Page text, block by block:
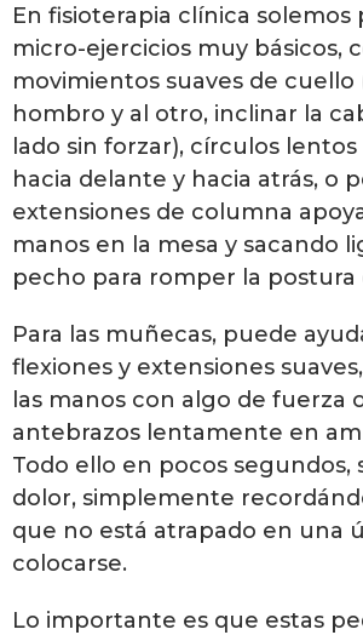
En fisioterapia clínica
micro-ejercicios muy básicos,
movimientos suaves de cuello
hombro y al otro, inclinar la
lado sin forzar), círculos
hacia delante y hacia atrás, o
extensiones de columna
manos en la mesa y sacando
pecho para romper la postura
Para las muñecas, puede
flexiones y extensiones
las manos con algo de fuerza
antebrazos lentamente en
Todo ello en pocos segundos,
dolor, simplemente
que no está atrapado en una
colocarse.
Lo importante es que estas